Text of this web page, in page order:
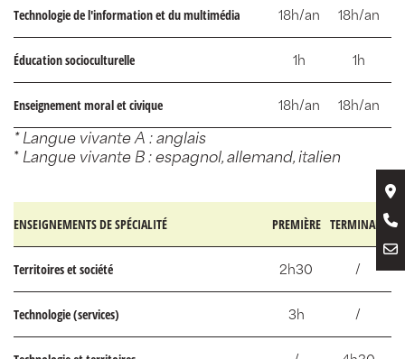
Technologie de l'information et du multimédia 18h/an 18h/an
Éducation socioculturelle 1h 1h
Enseignement moral et civique 18h/an 18h/an
* Langue vivante A : anglais
* Langue vivante B : espagnol, allemand, italien
ENSEIGNEMENTS DE SPÉCIALITÉ PREMIÈRE TERMINALE
Territoires et société 2h30 /
Technologie (services) 3h /